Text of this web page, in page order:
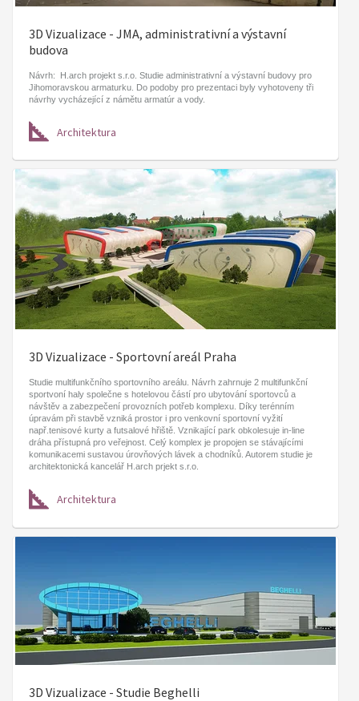
3D Vizualizace - JMA, administrativní a výstavní
budova
Návrh: H.arch projekt s.r.o. Studie administrativní a výstavní budovy pro
Jihomoravskou armaturku. Do podoby pro prezentaci byly vyhotoveny tři
návrhy vycházející z námětu armatúr a vody.
Architektura
3D Vizualizace - Sportovní areál Praha
Studie multifunkčního sportovního areálu. Návrh zahrnuje 2 multifunkční
sportvoní haly společne s hotelovou částí pro ubytování sportovců a
návštěv a zabezpečení provozních potřeb komplexu. Díky terénním
úpravám při stavbě vzniká prostor i pro venkovní sportovní vyžití
např.tenisové kurty a futsalové hřiště. Vznikající park obkolesuje in-line
dráha přístupná pro veřejnost. Celý komplex je propojen se stávajícími
komunikacemi sustavou úrovňových lávek a chodníků. Autorem studie je
architektonická kancelář H.arch prjekt s.r.o.
Architektura
3D Vizualizace - Studie Beghelli